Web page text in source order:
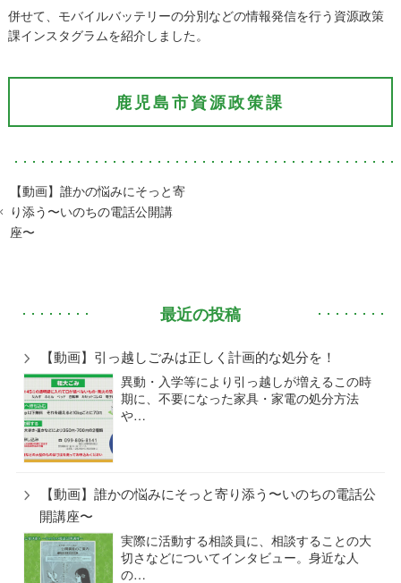
併せて、モバイルバッテリーの分別などの情報発信を行う資源政策
課インスタグラムを紹介しました。
鹿児島市資源政策課
【動画】誰かの悩みにそっと寄
り添う〜いのちの電話公開講
座〜
最近の投稿
【動画】引っ越しごみは正しく計画的な処分を！
異動・入学等により引っ越しが増えるこの時
期に、不要になった家具・家電の処分方法
や…
【動画】誰かの悩みにそっと寄り添う〜いのちの電話公
開講座〜
実際に活動する相談員に、相談することの大
切さなどについてインタビュー。身近な人
の…